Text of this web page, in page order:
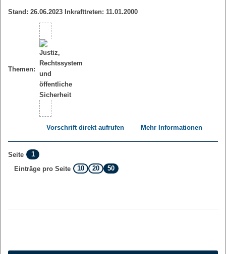
Stand: 26.06.2023 Inkrafttreten: 11.01.2000
Themen:
Vorschrift direkt aufrufen Mehr Informationen
Seite
1
Einträge pro Seite
10 20 50